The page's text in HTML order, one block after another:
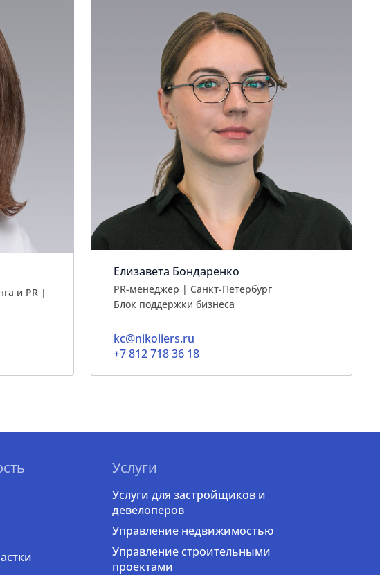
и PR |
Елизавета Бондаренко
PR-менеджер | Санкт-Петербург
Блок поддержки бизнеса
kc@nikoliers.ru
+7 812 718 36 18
Услуги
Услуги для застройщиков и
девелоперов
Управление недвижимостью
Управление строительными
проектами